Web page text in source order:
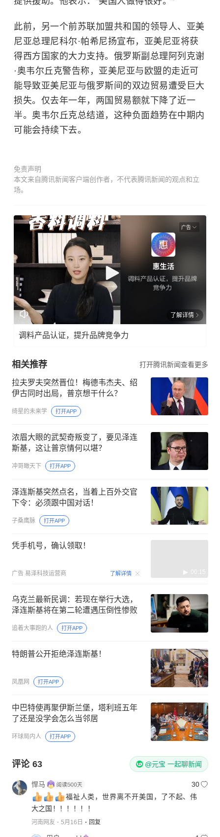
此前，另一个前苏联加盟共和国的领导人、亚美
尼亚总理尼科尔·帕希尼扬宣布，亚美尼亚将获
得西方国家的大力支持。俄罗斯副总理阿列克谢
·奥韦尔丘克警告称，亚美尼亚与欧盟的走近可
能导致亚美尼亚与俄罗斯间的双边贸易遭受巨大
损失。仅去年一年，两国贸易额就下降了近一
半。奥韦尔丘克总结道，这种负面趋势在中期内
可能会持续下去。
免责声明
本文来自腾讯新闻客户端创作者，不代表腾讯新闻的观点和立
场。
广告
了解详情
调料产品认证，提升品牌竞争力
相关推荐 打开腾讯新闻查看更多
拉夫罗夫突然晋位！梅德韦杰夫、绍
伊古同时出局，普京想干什么？
绮星的未来学 打开APP
浓眉大眼的武契奇叛变了，要见泽连
斯基，这让普京情何以堪？
冲哥瞰天下 打开APP
泽连斯基突然点名，当着上百外交官
下令：必须跟中国对话！
子桑鹰脉 打开APP
凭手机号，确认领取！
广告 易泽科技运营商 了解详情 00:15
乌克兰最新民调：若现在举行大选，
泽连斯基将在第二轮遭遇压倒性惨败
追着大事跑的人 打开APP
特朗普公开拒绝泽连斯基！
凤凰网 打开APP
中巴特使再聚伊斯兰堡，塔利班五年
了还是没学会怎么当邻居
环球局内人 打开APP
评论 63 @元宝 一起聊新闻
悍马
30
福祉人类，世界离不开美国，了不起、伟
大之国！！！！！！
河南网友 5月16日 回复